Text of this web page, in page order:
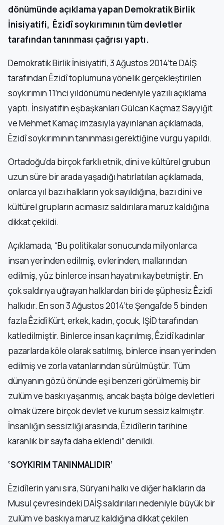
dönümünde açıklama yapan Demokratik Birlik
İnisiyatifi, Êzidî soykırımının tüm devletler
tarafından tanınması çağrısı yaptı.
Demokratik Birlik İnisiyatifi, 3 Ağustos 2014’te DAİŞ
tarafından Êzidî toplumuna yönelik gerçekleştirilen
soykırımın 11’nci yıldönümü nedeniyle yazılı açıklama
yaptı. İnsiyatifin eşbaşkanları Gülcan Kaçmaz Sayyiğit
ve Mehmet Kamaç imzasıyla yayınlanan açıklamada,
Êzidî soykırımının tanınması gerektiğine vurgu yapıldı.
Ortadoğu’da birçok farklı etnik, dini ve kültürel grubun
uzun süre bir arada yaşadığı hatırlatılan açıklamada,
onlarca yıl bazı halkların yok sayıldığına, bazı dini ve
kültürel grupların acımasız saldırılara maruz kaldığına
dikkat çekildi.
Açıklamada, “Bu politikalar sonucunda milyonlarca
insan yerinden edilmiş, evlerinden, mallarından
edilmiş, yüz binlerce insan hayatını kaybetmiştir. En
çok saldırıya uğrayan halklardan biri de şüphesiz Êzidî
halkıdır. En son 3 Ağustos 2014’te Şengal’de 5 binden
fazla Êzidî Kürt, erkek, kadın, çocuk, IŞİD tarafından
katledilmiştir. Binlerce insan kaçırılmış, Êzidî kadınlar
pazarlarda köle olarak satılmış, binlerce insan yerinden
edilmiş ve zorla vatanlarından sürülmüştür. Tüm
dünyanın gözü önünde eşi benzeri görülmemiş bir
zulüm ve baskı yaşanmış, ancak başta bölge devletleri
olmak üzere birçok devlet ve kurum sessiz kalmıştır.
İnsanlığın sessizliği arasında, Êzidîlerin tarihine
karanlık bir sayfa daha eklendi” denildi.
‘SOYKIRIM TANINMALIDIR’
Êzidîlerin yanı sıra, Süryani halkı ve diğer halkların da
Musul çevresindeki DAİŞ saldırıları nedeniyle büyük bir
zulüm ve baskıya maruz kaldığına dikkat çekilen